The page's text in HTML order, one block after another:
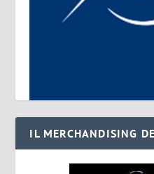
IL MERCHANDISING